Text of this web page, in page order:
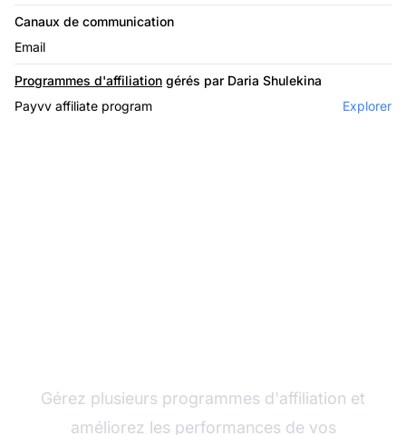
Canaux de communication
Email
Programmes d'affiliation gérés par Daria Shulekina
Payvv affiliate program
Explorer
Gérez plusieurs programmes d'affiliation et
améliorez les performances de vos